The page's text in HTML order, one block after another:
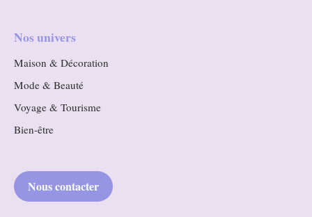
Nos univers
Maison & Décoration
Mode & Beauté
Voyage & Tourisme
Bien-être
Nous contacter